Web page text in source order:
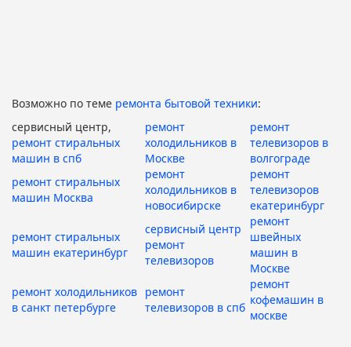
Возможно по теме ремонта бытовой техники:
сервисный центр,
ремонт стиральных
машин в спб
ремонт
холодильников в
Москве
ремонт
телевизоров в
волгограде
ремонт стиральных
машин Москва
ремонт
холодильников в
новосибирске
ремонт
телевизоров
екатеринбург
ремонт стиральных
машин екатеринбург
сервисный центр
ремонт
телевизоров
ремонт
швейных
машин в
Москве
ремонт холодильников
в санкт петербурге
ремонт
телевизоров в спб
ремонт
кофемашин в
москве